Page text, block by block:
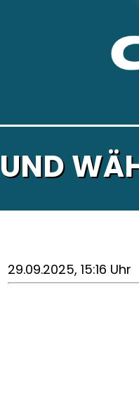
29.09.2025, 15:16 Uhr